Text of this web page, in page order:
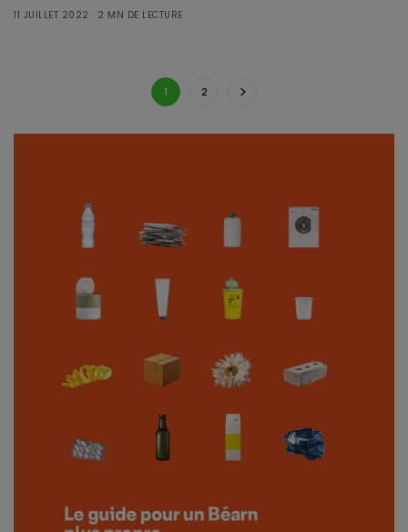
11 JUILLET 2022 2 MN DE LECTURE
1 2